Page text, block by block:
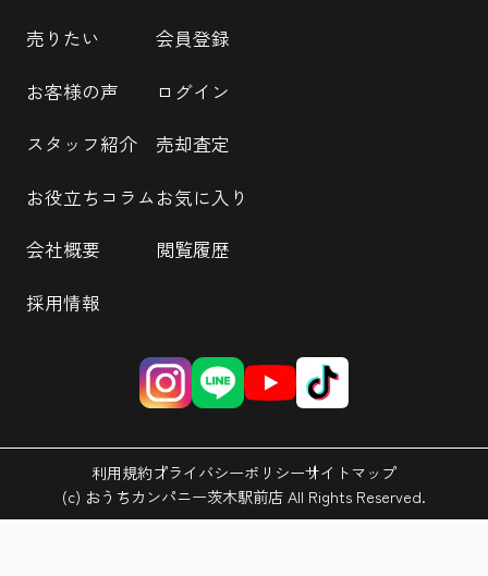
売りたい
お客様の声
スタッフ紹介
お役立ちコラム
会社概要
採用情報
会員登録
ログイン
売却査定
お気に入り
閲覧履歴
利用規約プライバシーポリシーサイトマップ
(c) おうちカンパニー茨木駅前店 All Rights Reserved.